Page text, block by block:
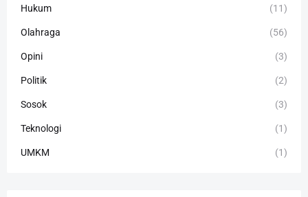
Hukum (11)
Olahraga (56)
Opini (3)
Politik (2)
Sosok (3)
Teknologi (1)
UMKM (1)